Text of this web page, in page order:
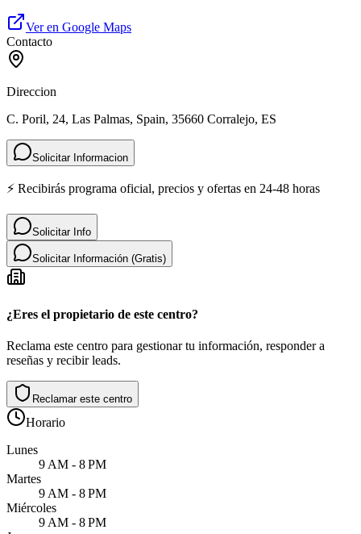
Ver en Google Maps
Contacto
Direccion
C. Poril, 24, Las Palmas, Spain, 35660 Corralejo, ES
Solicitar Informacion
⚡ Recibirás programa oficial, precios y ofertas en 24-48 horas
Solicitar Info
Solicitar Información (Gratis)
¿Eres el propietario de este centro?
Reclama este centro para gestionar tu información, responder a
reseñas y recibir leads.
Reclamar este centro
Horario
Lunes
9 AM - 8 PM
Martes
9 AM - 8 PM
Miércoles
9 AM - 8 PM